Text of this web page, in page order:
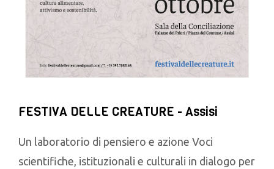
FESTIVA DELLE CREATURE - Assisi
Un laboratorio di pensiero e azione Voci
scientifiche, istituzionali e culturali in dialogo per